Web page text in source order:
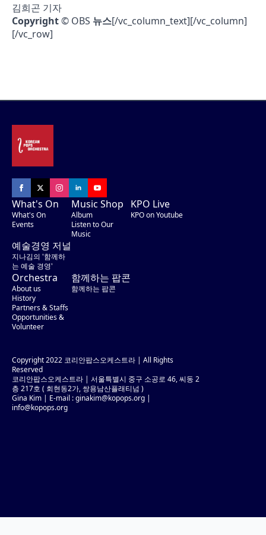
김희곤 기자
Copyright© OBS 뉴스[/vc_column_text][/vc_column]
[/vc_row]
What's On
What's On
Events
Music Shop
Album
Listen to Our
Music
KPO Live
KPO on Youtube
예술경영 저널
지나김의 '함께하
는 예술 경영'
Orchestra
About us
History
Partners & Staffs
Opportunities &
Volunteer
함께하는 팝콘
함께하는 팝콘
Copyright 2022 코리안팝스오케스트라 | All Rights
Reserved
코리안팝스오케스트라 | 서울특별시 중구 소공로 46, 씨동 2
층 217호 ( 회현동2가, 쌍용남산플래티넘 )
Gina Kim | E-mail :ginakim@kopops.org |
info@kopops.org